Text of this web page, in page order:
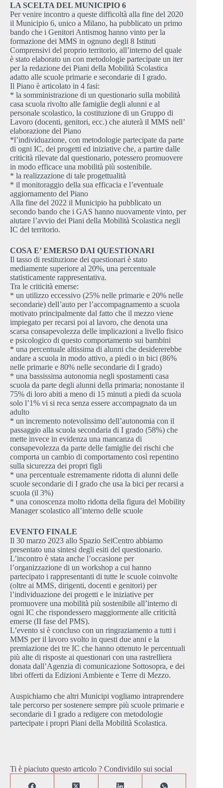
LA SCELTA DEL MUNICIPIO 6
Per venire incontro a queste difficoltà alla fine del 2020
il Municipio 6, unico a Milano, ha pubblicato un primo
bando che i Genitori Antismog hanno vinto per la
formazione dei MMS in ognuno degli 8 Istituti
Comprensivi del proprio territorio, all’interno del quale
è stato elaborato un con metodologie partecipate un iter
per la redazione dei Piani della Mobilità Scolastica
adatto alle scuole primarie e secondarie di I grado.
Il Piano è articolato in 4 fasi:
* la somministrazione di un questionario sulla mobilità
casa scuola rivolto alle famiglie degli alunni e al
personale scolastico, la costituzione di un Gruppo di
Lavoro (docenti, genitori, ecc.) che aiuterà il MMS nell’
elaborazione del Piano
*l’individuazione, con metodologie partecipate da parte
di ogni IC, dei progetti ed iniziative che, a partire dalle
criticità rilevate dal questionario, potessero promuovere
in modo efficace una mobilità più sostenibile.
* la realizzazione di tale progettualità
* il monitoraggio della sua efficacia e l’eventuale
aggiornamento del Piano
Alla fine del 2022 il Municipio ha pubblicato un
secondo bando che i GAS hanno nuovamente vinto, per
aiutare l’avvio dei Piani della Mobilità Scolastica negli
IC del territorio.
COSA E’ EMERSO DAI QUESTIONARI
Il tasso di restituzione dei questionari è stato
mediamente superiore al 20%, una percentuale
statisticamente rappresentativa.
Tra le criticità emerse:
* un utilizzo eccessivo (25% nelle primarie e 20% nelle
secondarie) dell’auto per l’accompagnamento a scuola
motivato principalmente dal fatto che il mezzo viene
impiegato per recarsi poi al lavoro, che denota una
scarsa consapevolezza delle implicazioni a livello fisico
e psicologico di questo comportamento sui bambini
* una percentuale altissima di alunni che desidererebbe
andare a scuola in modo attivo, a piedi o in bici (86%
nelle primarie e 80% nelle secondarie di I grado)
* una bassissima autonomia negli spostamenti casa
scuola da parte degli alunni della primaria; nonostante il
75% di loro abiti a meno di 15 minuti a piedi da scuola
solo l’1% vi si reca senza essere accompagnato da un
adulto
* un incremento notevolissimo dell’autonomia con il
passaggio alla scuola secondaria di I grado (58%) che
mette invece in evidenza una mancanza di
consapevolezza da parte delle famiglie dei rischi che
comporta un cambio di comportamento così repentino
sulla sicurezza dei propri figli
* una percentuale estremamente ridotta di alunni delle
scuole secondarie di I grado che usa la bici per recarsi a
scuola (il 3%)
* una conoscenza molto ridotta della figura del Mobility
Manager scolastico all’interno delle scuole
EVENTO FINALE
Il 30 marzo 2023 allo Spazio SeiCentro abbiamo
presentato una sintesi degli esiti del questionario.
L’incontro è stata anche l’occasione per
l’organizzazione di un workshop a cui hanno
partecipato i rappresentanti di tutte le scuole coinvolte
(oltre ai MMS, dirigenti, docenti e genitori) per
l’individuazione dei progetti e le iniziative per
promuovere una mobilità più sostenibile all’interno di
ogni IC che rispondessero maggiormente alle criticità
emerse (II fase del PMS).
L’evento si è concluso con un ringraziamento a tutti i
MMS per il lavoro svolto in questi due anni e la
premiazione dei tre IC che hanno ottenuto le percentuali
più alte di risposte ai questionari con una rastrelliera
donata dall’Agenzia di comunicazione Sottosopra, e dei
libri offerti da Edizioni Ambiente e Terre di Mezzo.
Auspichiamo che altri Municipi vogliamo intraprendere
tale percorso per sostenere sempre più scuole primarie e
secondarie di I grado a redigere con metodologie
partecipate i propri Piani della Mobilità Scolastica.
Ti è piaciuto questo articolo ? Condividilo sui social